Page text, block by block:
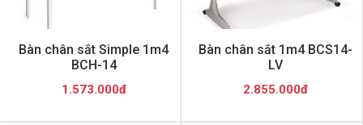
Bàn chân sắt Simple 1m4
BCH-14
1.573.000đ
Bàn chân sắt 1m4 BCS14-
LV
2.855.000đ